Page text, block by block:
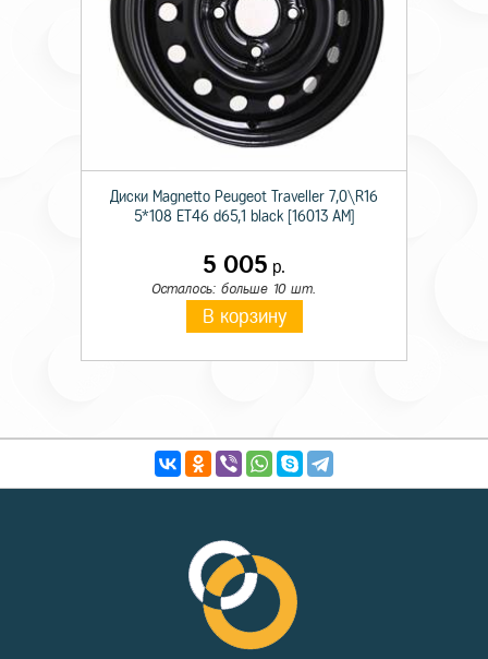
Диски Magnetto Peugeot Traveller 7,0\R16
5*108 ET46 d65,1 black [16013 AM]
5 005 р.
Осталось: больше 10 шт.
В корзину